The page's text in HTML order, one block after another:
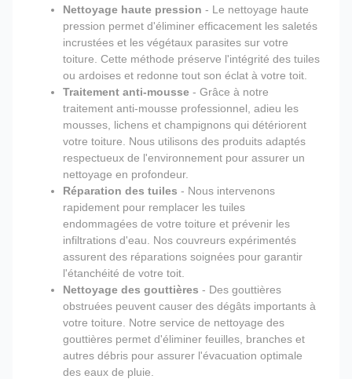
Nettoyage haute pression - Le nettoyage haute
pression permet d'éliminer efficacement les saletés
incrustées et les végétaux parasites sur votre
toiture. Cette méthode préserve l'intégrité des tuiles
ou ardoises et redonne tout son éclat à votre toit.
Traitement anti-mousse - Grâce à notre
traitement anti-mousse professionnel, adieu les
mousses, lichens et champignons qui détériorent
votre toiture. Nous utilisons des produits adaptés
respectueux de l'environnement pour assurer un
nettoyage en profondeur.
Réparation des tuiles - Nous intervenons
rapidement pour remplacer les tuiles
endommagées de votre toiture et prévenir les
infiltrations d'eau. Nos couvreurs expérimentés
assurent des réparations soignées pour garantir
l'étanchéité de votre toit.
Nettoyage des gouttières - Des gouttières
obstruées peuvent causer des dégâts importants à
votre toiture. Notre service de nettoyage des
gouttières permet d'éliminer feuilles, branches et
autres débris pour assurer l'évacuation optimale
des eaux de pluie.